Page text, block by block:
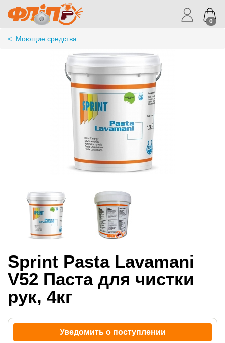
0
< Моющие средства
Sprint Pasta Lavamani
V52 Паста для чистки
рук, 4кг
Уведомить о поступлении